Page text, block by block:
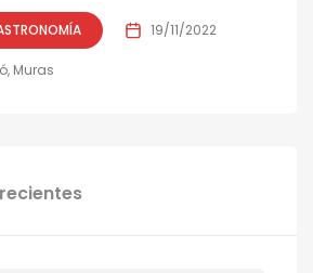
19/11/2022
Muras